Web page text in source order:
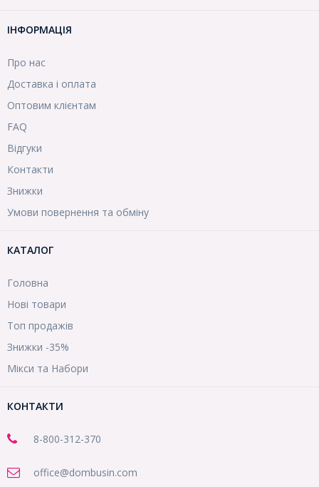
ІНФОРМАЦІЯ
Про нас
Доставка і оплата
Оптовим клієнтам
FAQ
Відгуки
Контакти
Знижки
Умови повернення та обміну
КАТАЛОГ
Головна
Нові товари
Топ продажів
Знижки -35%
Мікси та Набори
КОНТАКТИ
8-800-312-370
office@dombusin.com